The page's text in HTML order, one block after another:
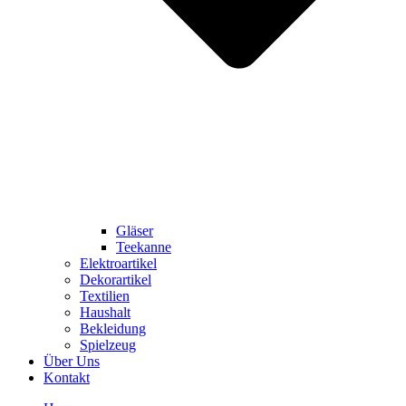
Gläser
Teekanne
Elektroartikel
Dekorartikel
Textilien
Haushalt
Bekleidung
Spielzeug
Über Uns
Kontakt